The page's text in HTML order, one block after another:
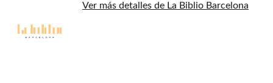
Ver más detalles de La Biblio Barcelona